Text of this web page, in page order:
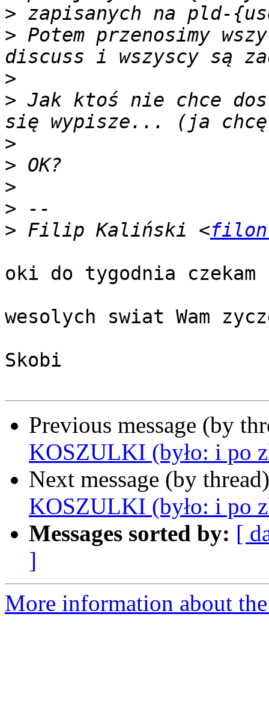
>
> Potem przenosimy
>
> Jak ktoś nie chce
>
>
>
>
> Filip Kaliński <
oki do tygodnia
wesolych swiat Wam
Skobi
Previous message (by
KOSZULKI (było: i po
Next message (by
KOSZULKI (było: i po
Messages sorted by: [
]
More information about